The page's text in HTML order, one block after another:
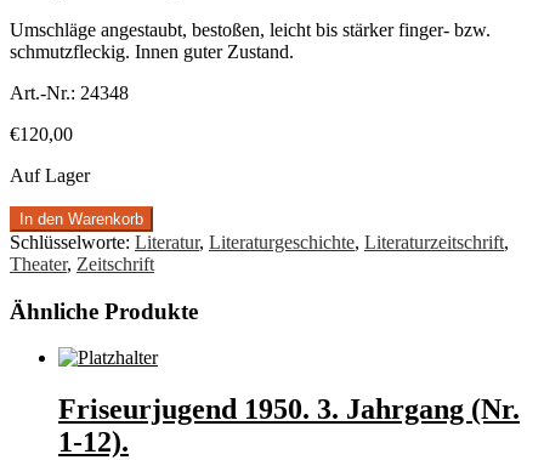
Umschläge angestaubt, bestoßen, leicht bis stärker finger- bzw.
schmutzfleckig. Innen guter Zustand.
Art.-Nr.: 24348
€120,00
Auf Lager
In den Warenkorb
Schlüsselworte: Literatur, Literaturgeschichte, Literaturzeitschrift,
Theater, Zeitschrift
Ähnliche Produkte
Friseurjugend 1950. 3. Jahrgang (Nr.
1-12).